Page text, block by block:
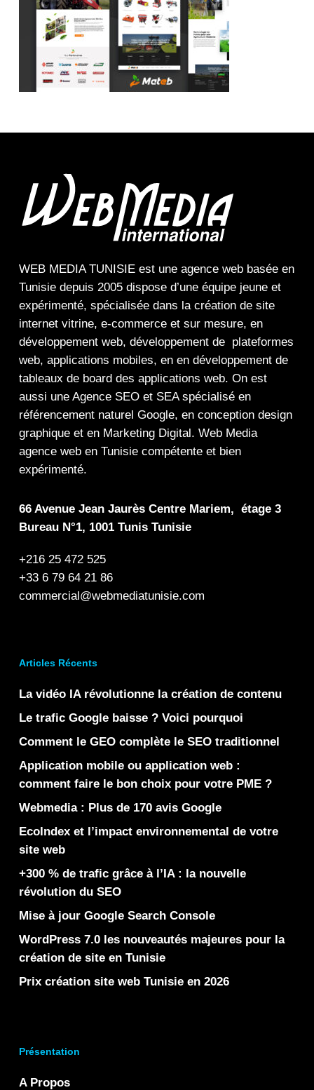
WEB MEDIA TUNISIEest une agence webbasée en
Tunisie depuis 2005 dispose d’une équipe jeune et
expérimenté, spécialisée dans la création de site
internet vitrine, e-commerceet sur mesure, en
développement web, développement de plateformes
web, applications mobiles, en en développement de
tableaux de boarddes applications web. On est
aussi une Agence SEOet SEAspécialisé en
référencement naturel Google, en conception design
graphiqueet en Marketing Digital. Web Media
agence web en Tunisie compétente et bien
expérimenté.
66 Avenue Jean Jaurès Centre Mariem, étage 3
Bureau N°1, 1001 Tunis Tunisie
+216 25 472 525
+33 6 79 64 21 86
commercial@webmediatunisie.com
Articles Récents
La vidéo IA révolutionne la création de contenu
Le trafic Google baisse ? Voici pourquoi
Comment le GEO complète le SEO traditionnel
Application mobile ou application web :
comment faire le bon choix pour votre PME ?
Webmedia : Plus de 170 avis Google
EcoIndex et l’impact environnemental de votre
site web
+300 % de trafic grâce à l’IA : la nouvelle
révolution du SEO
Mise à jour Google Search Console
WordPress 7.0 les nouveautés majeures pour la
création de site en Tunisie
Prix création site web Tunisie en 2026
Présentation
A Propos